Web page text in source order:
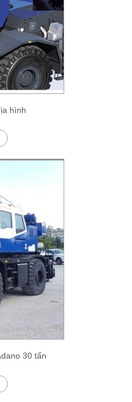
hình
30 tấn